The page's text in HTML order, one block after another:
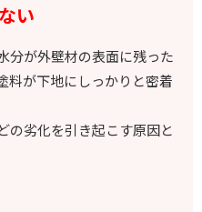
い
が外壁材の表面に残った
料が下地にしっかりと密着
劣化を引き起こす原因と